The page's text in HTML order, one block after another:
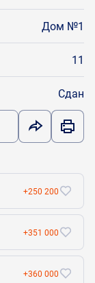
Дом №1
11
Сдан
+250 200
+351 000
+360 000